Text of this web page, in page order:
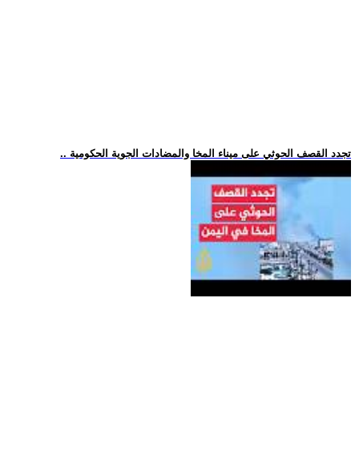
.. تجدد القصف الحوثي على ميناء المخا والمضادات الجوية الحكومية